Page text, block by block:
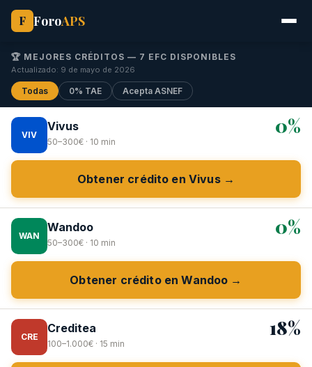
F ForoAPS
🏆 MEJORES CRÉDITOS — 7 EFC DISPONIBLES
Actualizado: 9 de mayo de 2026
Todas 0% TAE Acepta ASNEF
VIV
Vivus
50–300€ · 10 min
0%
Obtener crédito en Vivus →
WAN
Wandoo
50–300€ · 10 min
0%
Obtener crédito en Wandoo →
CRE
Creditea
100–1.000€ · 15 min
18%